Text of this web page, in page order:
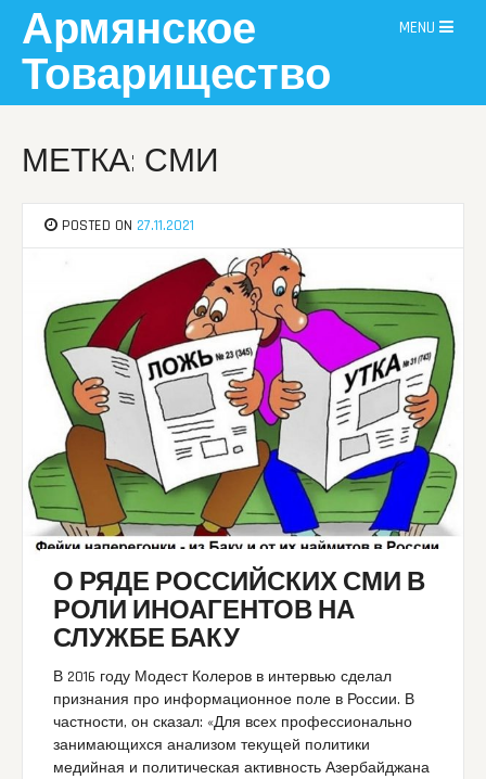
content
Армянское
Товарищество
MENU
МЕТКА: СМИ
POSTED ON 27.11.2021
О РЯДЕ РОССИЙСКИХ СМИ В
РОЛИ ИНОАГЕНТОВ НА
СЛУЖБЕ БАКУ
В 2016 году Модест Колеров в интервью сделал
признания про информационное поле в России. В
частности, он сказал: «Для всех профессионально
занимающихся анализом текущей политики
медийная и политическая активность Азербайджана